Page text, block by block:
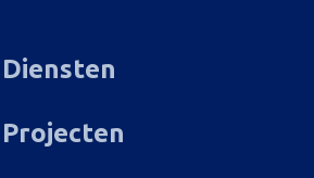
Diensten
Projecten